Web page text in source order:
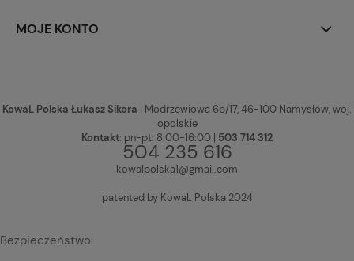
MOJE KONTO
KowaL Polska Łukasz Sikora | Modrzewiowa 6b/17, 46-100 Namysłów, woj.
opolskie
Kontakt: pn-pt: 8:00-16:00 | 503 714 312
504 235 616
kowalpolska1@gmail.com
patented by KowaL Polska 2024
Bezpieczeństwo: